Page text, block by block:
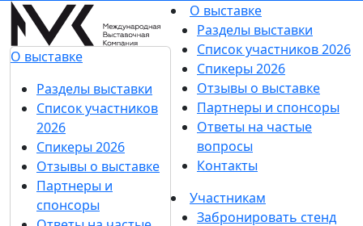
О выставке
Разделы выставки
Список участников
2026
Спикеры 2026
Отзывы о выставке
Партнеры и
спонсоры
О выставке
Разделы выставки
Список участников 2026
Спикеры 2026
Отзывы о выставке
Партнеры и спонсоры
Ответы на частые
вопросы
Контакты
Участникам
Забронировать стенд